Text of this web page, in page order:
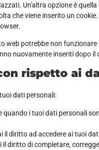
Un'altra opzione è
che viene inserito un
web potrebbe non
nuovamente inseriti dopo
rispetto ai
dati personali:
quando i tuoi dati personali
il diritto ad accedere ai tuoi
diritto di completare,